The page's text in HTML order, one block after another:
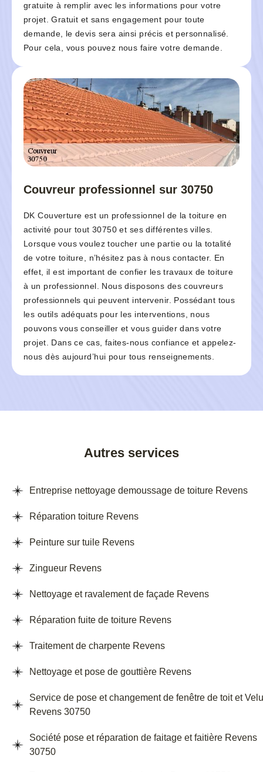
gratuite à remplir avec les informations pour votre
projet. Gratuit et sans engagement pour toute
demande, le devis sera ainsi précis et personnalisé.
Pour cela, vous pouvez nous faire votre demande.
Couvreur professionnel sur 30750
DK Couverture est un professionnel de la toiture en
activité pour tout 30750 et ses différentes villes.
Lorsque vous voulez toucher une partie ou la totalité
de votre toiture, n’hésitez pas à nous contacter. En
effet, il est important de confier les travaux de toiture
à un professionnel. Nous disposons des couvreurs
professionnels qui peuvent intervenir. Possédant tous
les outils adéquats pour les interventions, nous
pouvons vous conseiller et vous guider dans votre
projet. Dans ce cas, faites-nous confiance et appelez-
nous dès aujourd’hui pour tous renseignements.
Autres services
Entreprise nettoyage demoussage de toiture Revens
Réparation toiture Revens
Peinture sur tuile Revens
Zingueur Revens
Nettoyage et ravalement de façade Revens
Réparation fuite de toiture Revens
Traitement de charpente Revens
Nettoyage et pose de gouttière Revens
Service de pose et changement de fenêtre de toit et
Revens 30750
Société pose et réparation de faitage et faitière Revens
30750